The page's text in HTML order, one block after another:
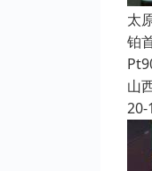
太
铂
山
20-